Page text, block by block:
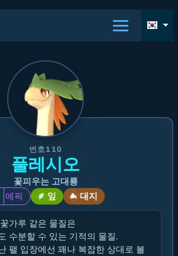
번호110
풀레시오
꽃피우는 고대룡
에픽 잎 대지
가루 같은 물질은
수분할 수 있는 기적의 물질.
팰 입장에선 꽤나 복잡한 상대로 볼